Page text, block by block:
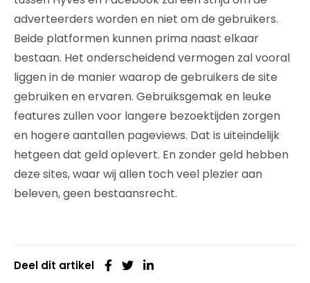
adverteerders worden en niet om de gebruikers.
Beide platformen kunnen prima naast elkaar
bestaan. Het onderscheidend vermogen zal vooral
liggen in de manier waarop de gebruikers de site
gebruiken en ervaren. Gebruiksgemak en leuke
features zullen voor langere bezoektijden zorgen
en hogere aantallen pageviews. Dat is uiteindelijk
hetgeen dat geld oplevert. En zonder geld hebben
deze sites, waar wij allen toch veel plezier aan
beleven, geen bestaansrecht.
Deel dit artikel